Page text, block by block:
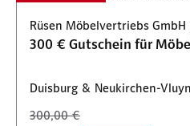
Rüsen Möbelvertriebs GmbH
300 € Gutschein für
Duisburg & Neukirchen-Vluyn
300,00 €